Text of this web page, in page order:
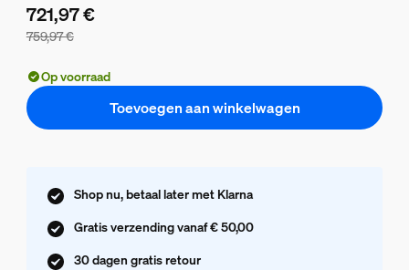
759,97 €
721,97 €
Op voorraad
Toevoegen aan winkelwagen
Shop nu, betaal later met Klarna
Gratis verzending vanaf € 50,00
30 dagen gratis retour